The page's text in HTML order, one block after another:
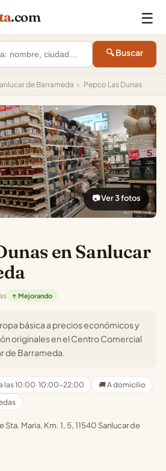
.com ☰
🔍 Buscar
de Barrameda › Pepco Las Dunas
📷 Ver 3 fotos
en Sanlucar
↑ Mejorando
básica a precios económicos y
originales en el Centro Comercial
de Barrameda.
las 10:00· 10:00-22:00
🚚 A domicilio
Sta. Maria, Km. 1, 5, 11540 Sanlucar de